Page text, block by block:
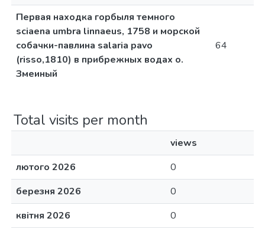
Первая находка горбыля темного
sciaena umbra linnaeus, 1758 и морской
собачки-павлина salaria pavo
(risso,1810) в прибрежных водах о.
Змеиный
64
Total visits per month
views
лютого 2026
0
березня 2026
0
квітня 2026
0